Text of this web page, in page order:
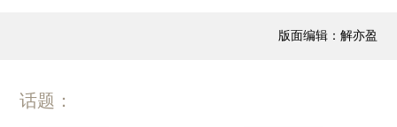
版面编辑：解亦盈
话题：